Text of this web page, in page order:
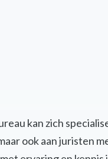
kan zich
ook aan juristen